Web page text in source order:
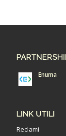
Enuma
LINK UTILI
Reclami